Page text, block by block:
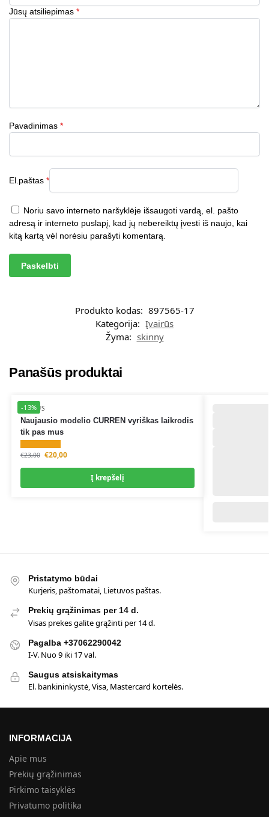
Jūsų atsiliepimas *
Pavadinimas *
El.paštas *
Noriu savo interneto naršyklėje išsaugoti vardą, el. pašto
adresą ir interneto puslapį, kad jų nebereiktų įvesti iš naujo, kai
kitą kartą vėl norėsiu parašyti komentarą.
Produkto kodas: 897565-17
Kategorija: Įvairūs
Žyma: skinny
Panašūs produktai
-13%
ĮVAIRŪS
Naujausio modelio CURREN vyriškas laikrodis
tik pas mus
€23,00 €20,00
Į krepšelį
Pristatymo būdai
Kurjeris, paštomatai, Lietuvos paštas.
Prekių grąžinimas per 14 d.
Visas prekes galite grąžinti per 14 d.
Pagalba +37062290042
I-V. Nuo 9 iki 17 val.
Saugus atsiskaitymas
El. bankininkystė, Visa, Mastercard kortelės.
INFORMACIJA
Apie mus
Prekių grąžinimas
Pirkimo taisyklės
Privatumo politika